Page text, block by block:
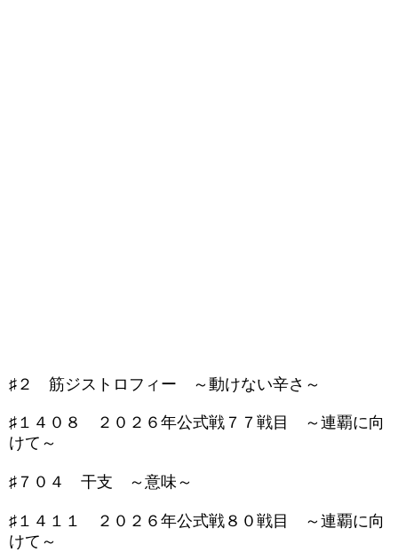
♯２ 筋ジストロフィー ～動けない辛さ～
♯１４０８ ２０２６年公式戦７７戦目 ～連覇に向
けて～
♯７０４ 干支 ～意味～
♯１４１１ ２０２６年公式戦８０戦目 ～連覇に向
けて～